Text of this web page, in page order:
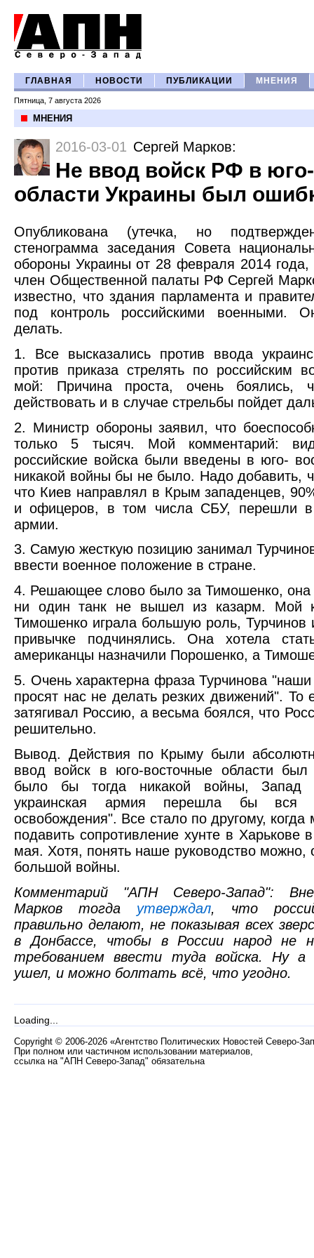
ГЛАВНАЯ НОВОСТИ ПУБЛИКАЦИИ МНЕНИЯ
Пятница, 7 августа 2026
МНЕНИЯ
2016-03-01 Сергей Марков:
Не ввод войск РФ в
области Украины был
Опубликована (утечка, но
стенограмма заседания Совета
обороны Украины от 28 февраля 2014
член Общественной палаты РФ Сергей
известно, что здания парламента и
под контроль российскими военными.
делать.
1. Все высказались против ввода
против приказа стрелять по российским
мой: Причина проста, очень боялись,
действовать и в случае стрельбы пойдет
2. Министр обороны заявил, что
только 5 тысяч. Мой комментарий:
российские войска были введены в юго-
никакой войны бы не было. Надо добавить,
что Киев направлял в Крым западенцев,
и офицеров, в том числа СБУ, перешли в
армии.
3. Самую жесткую позицию занимал
ввести военное положение в стране.
4. Решающее слово было за Тимошенко, она
ни один танк не вышел из казарм. Мой
Тимошенко играла большую роль,
привычке подчинялись. Она хотела
американцы назначили Порошенко, а
5. Очень характерна фраза Турчинова
просят нас не делать резких движений". То
затягивал Россию, а весьма боялся, что
решительно.
Вывод. Действия по Крыму были
ввод войск в юго-восточные области
было бы тогда никакой войны,
украинская армия перешла бы вся
освобождения". Все стало по другому,
подавить сопротивление хунте в Харькове
мая. Хотя, понять наше руководство можно,
большой войны.
Комментарий "АПН Северо-Запад":
Марков тогда утверждал, что
правильно делают, не показывая всех
в Донбассе, чтобы в России народ не
требованием ввести туда войска. Ну а
ушел, и можно болтать всё, что угодно.
Loading...
Copyright © 2006-2026 «Агентство Политических Новостей Северо-
При полном или частичном использовании материалов,
ссылка на "АПН Северо-Запад" обязательна